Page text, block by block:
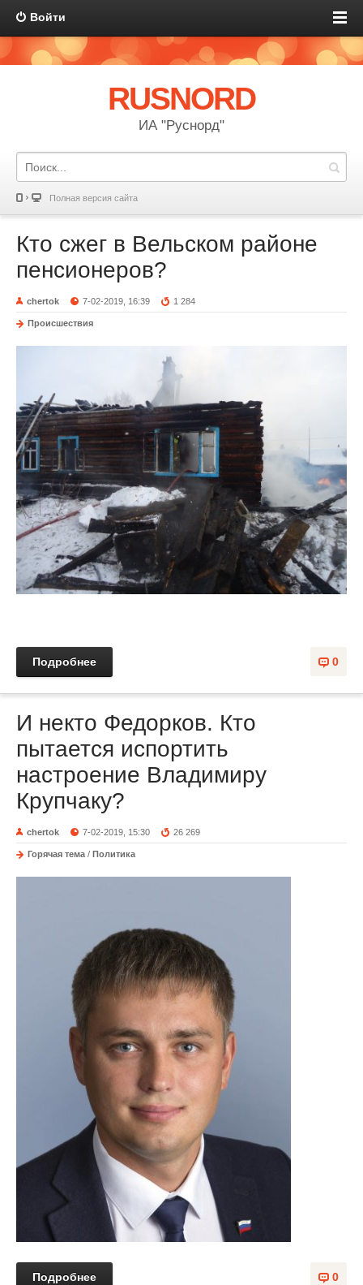
Войти
RUSNORD
ИА "Руснорд"
Полная версия сайта
Кто сжег в Вельском районе
пенсионеров?
chertok 7-02-2019, 16:39 1 284
Происшествия
0
Подробнее
И некто Федорков. Кто
пытается испортить
настроение Владимиру
Крупчаку?
chertok 7-02-2019, 15:30 26 269
Горячая тема / Политика
0
Подробнее